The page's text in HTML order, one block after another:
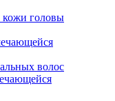
кожи головы
волос